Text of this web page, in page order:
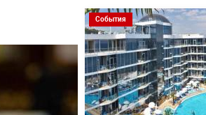
События